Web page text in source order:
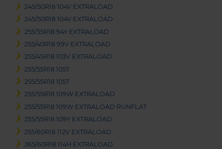
245/50R18 104V EXTRALOAD
245/50R18 104V EXTRALOAD
255/35R18 94Y EXTRALOAD
255/40R18 99V EXTRALOAD
255/45R18 103V EXTRALOAD
255/55R18 105T
255/55R18 105T
255/55R18 109W EXTRALOAD
255/55R18 109W EXTRALOAD RUNFLAT
255/55R18 109Y EXTRALOAD
255/60R18 112V EXTRALOAD
265/60R18 114H EXTRALOAD